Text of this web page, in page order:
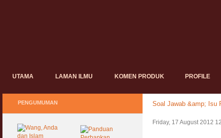
UTAMA LAMAN ILMU KOMEN PRODUK PROFILE
Soal Jawab &amp; Isu
Friday, 17 August 2012
PENGUMUMAN